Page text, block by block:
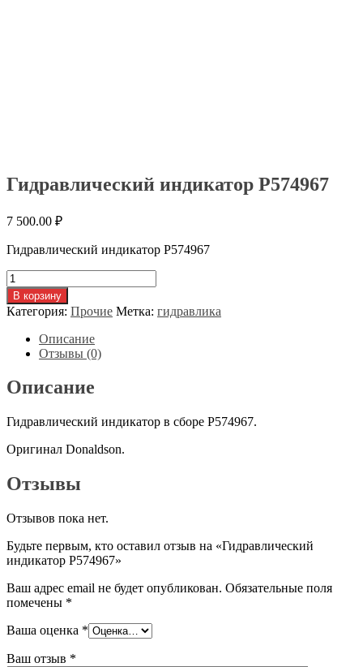
Гидравлический индикатор Р574967
7 500.00 ₽
Гидравлический индикатор Р574967
Количество
товара
Гидравлический
индикатор
Р574967
В корзину
Категория: Прочие Метка: гидравлика
Описание
Отзывы (0)
Описание
Гидравлический индикатор в сборе Р574967.
Оригинал Donaldson.
Отзывы
Отзывов пока нет.
Будьте первым, кто оставил отзыв на «Гидравлический
индикатор Р574967»
Ваш адрес email не будет опубликован. Обязательные поля
помечены *
Ваша оценка *
Ваш отзыв *